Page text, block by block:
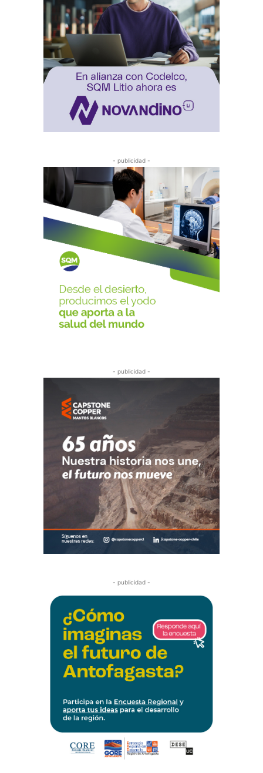
- publicidad -
- publicidad -
- publicidad -